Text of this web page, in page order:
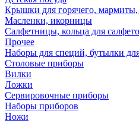
Крышки для горячего, мармиты,
Масленки, икорницы
Салфетницы, кольца для
Прочее
Наборы для специй, бутылки
Столовые приборы
Вилки
Ложки
Сервировочные приборы
Наборы приборов
Ножи